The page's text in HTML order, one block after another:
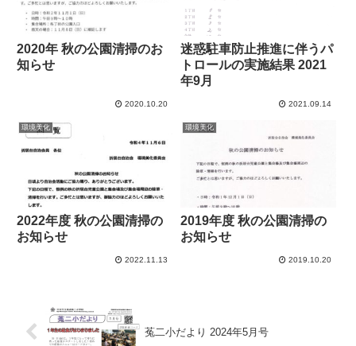
2020年 秋の公園清掃のお
知らせ
2020.10.20
迷惑駐車防止推進に伴うパ
トロールの実施結果 2021
年9月
2021.09.14
環境美化
2022年度 秋の公園清掃の
お知らせ
2022.11.13
環境美化
2019年度 秋の公園清掃の
お知らせ
2019.10.20
菟二小だより 2024年5月号